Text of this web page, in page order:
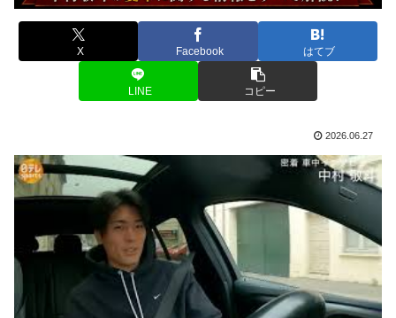
X Facebook はてブ
LINE コピー
2026.06.27